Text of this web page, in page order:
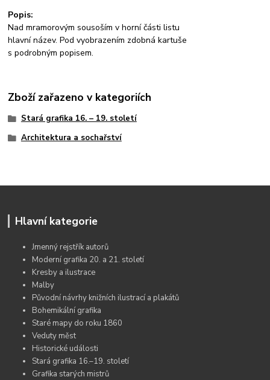
Popis:
Nad mramorovým sousoším v horní části listu
hlavní název. Pod vyobrazením zdobná kartuše
s podrobným popisem.
Zboží zařazeno v kategoriích
Stará grafika 16. – 19. století
Architektura a sochařství
Hlavní kategorie
Jmenný rejstřík autorů
Moderní grafika 20. a 21. století
Kresby a ilustrace
Malby
Původní návrhy knižních ilustrací a plakátů
Bohemikální grafika
Staré mapy do roku 1860
Veduty měst
Historické události
Stará grafika 16.–19. století
Grafika starých mistrů